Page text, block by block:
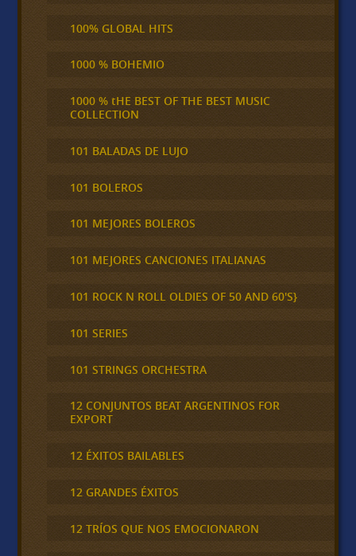
100% GLOBAL HITS
1000 % BOHEMIO
1000 % tHE BEST OF THE BEST MUSIC
COLLECTION
101 BALADAS DE LUJO
101 BOLEROS
101 MEJORES BOLEROS
101 MEJORES CANCIONES ITALIANAS
101 ROCK N ROLL OLDIES OF 50 AND 60'S}
101 SERIES
101 STRINGS ORCHESTRA
12 CONJUNTOS BEAT ARGENTINOS FOR
EXPORT
12 ÉXITOS BAILABLES
12 GRANDES ÉXITOS
12 TRÍOS QUE NOS EMOCIONARON